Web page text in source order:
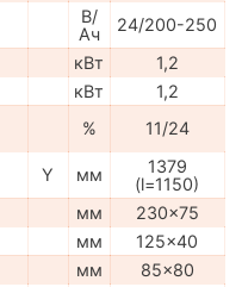
В/
Ач
24/200-250
кВт
1,2
кВт
1,2
% 11/24
Y мм
1379
(l=1150)
мм
230x75
мм
125x40
мм
85x80